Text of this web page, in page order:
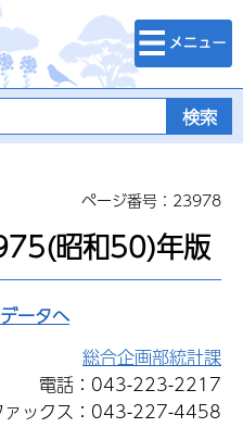
検索・メニュ
ー
ページ番号：23978
昭和50)年版
ータへ
総合企画部統計課
電話：043-223-2217
ァックス：043-227-4458